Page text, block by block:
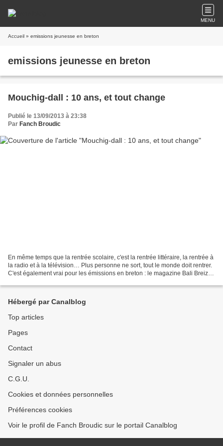
MENU
Accueil » emissions jeunesse en breton
emissions jeunesse en breton
Mouchig-dall : 10 ans, et tout change
Publié le 13/09/2013 à 23:38
Par Fanch Broudic
En même temps que la rentrée scolaire, c'est la rentrée littéraire, la rentrée à
la radio et à la télévision… Plus personne ne sort, tout le monde doit rentrer.
C'est également vrai pour les émissions en breton : le magazine Bali Breizh
Hébergé par Canalblog
Top articles
Pages
Contact
Signaler un abus
C.G.U.
Cookies et données personnelles
Préférences cookies
Voir le profil de Fanch Broudic sur le portail Canalblog